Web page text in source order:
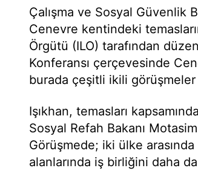
Çalışma ve Sosyal Güvenlik
Cenevre kentindeki
Örgütü (ILO) tarafından
Konferansı çerçevesinde
burada çeşitli ikili
Işıkhan, temasları
Sosyal Refah Bakanı
Görüşmede; iki ülke
alanlarında iş birliğini daha